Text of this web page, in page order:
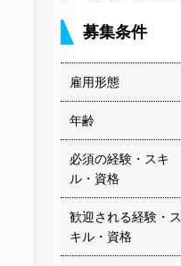
募集条件
雇用形態
年齢
必須の経験・スキ
ル・資格
歓迎される経験・ス
キル・資格